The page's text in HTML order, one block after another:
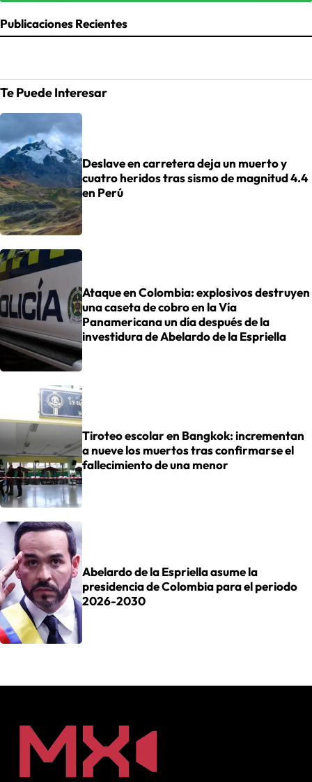
Publicaciones Recientes
Te Puede Interesar
Deslave en carretera deja un muerto y
cuatro heridos tras sismo de magnitud 4.4
en Perú
Ataque en Colombia: explosivos destruyen
una caseta de cobro en la Vía
Panamericana un día después de la
investidura de Abelardo de la Espriella
Tiroteo escolar en Bangkok: incrementan
a nueve los muertos tras confirmarse el
fallecimiento de una menor
Abelardo de la Espriella asume la
presidencia de Colombia para el periodo
2026-2030